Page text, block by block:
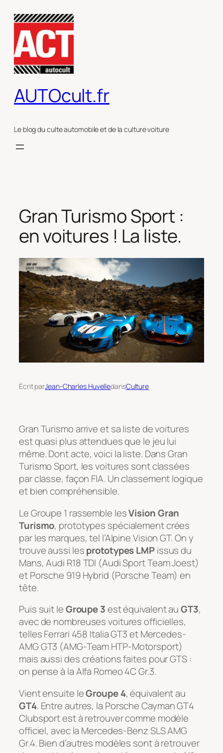
contenu
AUTOcult.fr
Le blog du culte automobile et de la culture voiture
Gran Turismo Sport :
en voitures ! La liste.
Écrit parJean-Charles HuvelledansCulture
Gran Turismo arrive et sa liste de voitures
est quasi plus attendues que le jeu lui
même. Dont acte, voici la liste. Dans Gran
Turismo Sport, les voitures sont classées
par classe, façon FIA. Un classement logique
et bien compréhensible.
Le Groupe 1 rassemble lesVision Gran
Turismo, prototypes spécialement crées
par les marques, tel l’Alpine Vision GT. On y
trouve aussi lesprototypes LMPissus du
Mans, Audi R18 TDI (Audi Sport Team Joest)
et Porsche 919 Hybrid (Porsche Team) en
tête.
Puis suit leGroupe 3est équivalent auGT3,
avec de nombreuses voitures officielles,
telles Ferrari 458 Italia GT3 et Mercedes-
AMG GT3 (AMG-Team HTP-Motorsport)
mais aussi des créations faites pour GTS :
on pense à la Alfa Romeo 4C Gr.3.
Vient ensuite leGroupe 4, équivalent au
GT4. Entre autres, la Porsche Cayman GT4
Clubsport est à retrouver comme modèle
officiel, avec la Mercedes-Benz SLS AMG
Gr.4. Bien d’autres modèles sont à retrouver